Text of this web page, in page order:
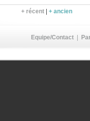
+ récent + ancien
Equipe/Contact